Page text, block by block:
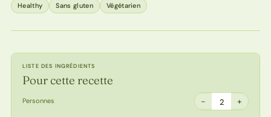
Healthy Sans gluten Végétarien
LISTE DES INGRÉDIENTS
Pour cette recette
Personnes − 2 +